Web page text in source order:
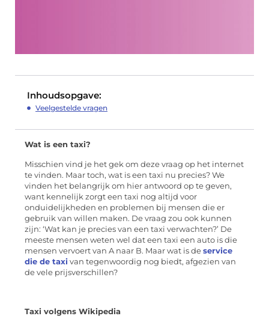
Inhoudsopgave:
Veelgestelde vragen
Wat is een taxi?
Misschien vind je het gek om deze vraag op het internet
te vinden. Maar toch, wat is een taxi nu precies? We
vinden het belangrijk om hier antwoord op te geven,
want kennelijk zorgt een taxi nog altijd voor
onduidelijkheden en problemen bij mensen die er
gebruik van willen maken. De vraag zou ook kunnen
zijn: ‘Wat kan je precies van een taxi verwachten?’ De
meeste mensen weten wel dat een taxi een auto is die
mensen vervoert van A naar B. Maar wat is de service
die de taxi van tegenwoordig nog biedt, afgezien van
de vele prijsverschillen?
Taxi volgens Wikipedia